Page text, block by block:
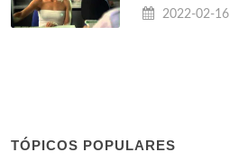
2022-02-16
TÓPICOS POPULARES